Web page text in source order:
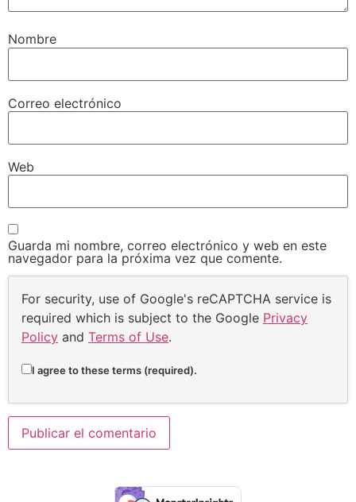
Nombre
Correo electrónico
Web
Guarda mi nombre, correo electrónico y web en este
navegador para la próxima vez que comente.
For security, use of Google's reCAPTCHA service is
required which is subject to the Google Privacy
Policy and Terms of Use.
I agree to these terms (required).